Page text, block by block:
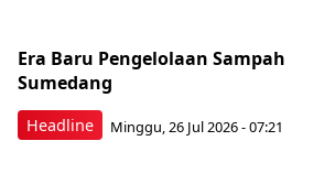
Headline
Era Baru Pengelolaan Sampah
Sumedang
Minggu, 26 Jul 2026 - 07:21